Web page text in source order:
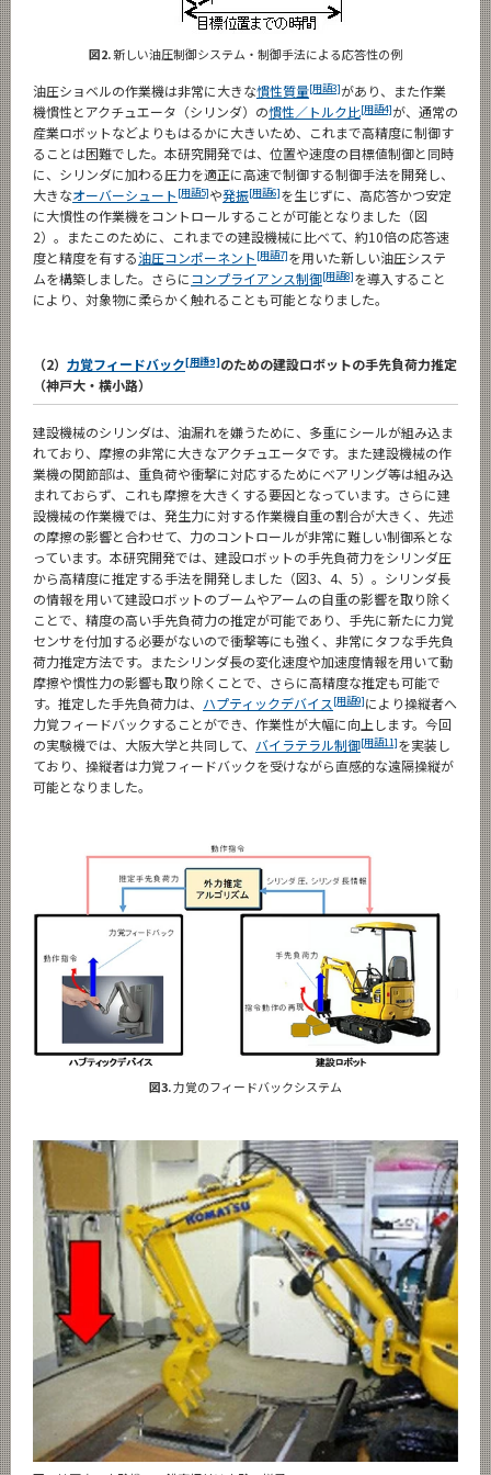
図2.新しい油圧制御システム・制御手法による応答性の例
油圧ショベルの作業機は非常に大きな慣性質量[用語3]があり、また作業
機慣性とアクチュエータ（シリンダ）の慣性／トルク比[用語4]が、通常の
産業ロボットなどよりもはるかに大きいため、これまで高精度に制御す
ることは困難でした。本研究開発では、位置や速度の目標値制御と同時
に、シリンダに加わる圧力を適正に高速で制御する制御手法を開発し、
大きなオーバーシュート [用語5]や発振[用語6]を生じずに、高応答かつ安定
に大慣性の作業機をコントロールすることが可能となりました（図
2）。またこのために、これまでの建設機械に比べて、約10倍の応答速
度と精度を有する油圧コンポーネント [用語7]を用いた新しい油圧システ
ムを構築しました。さらにコンプライアンス制御[用語8]を導入すること
により、対象物に柔らかく触れることも可能となりました。
（2） 力覚フィードバック[用語9]のための建設ロボットの手先負荷力推定
（神戸大・横小路）
建設機械のシリンダは、油漏れを嫌うために、多重にシールが組み込ま
れており、摩擦の非常に大きなアクチュエータです。また建設機械の作
業機の関節部は、重負荷や衝撃に対応するためにベアリング等は組み込
まれておらず、これも摩擦を大きくする要因となっています。さらに建
設機械の作業機では、発生力に対する作業機自重の割合が大きく、先述
の摩擦の影響と合わせて、力のコントロールが非常に難しい制御系とな
っています。本研究開発では、建設ロボットの手先負荷力をシリンダ圧
から高精度に推定する手法を開発しました（図3、4、5）。シリンダ長
の情報を用いて建設ロボットのブームやアームの自重の影響を取り除く
ことで、精度の高い手先負荷力の推定が可能であり、手先に新たに力覚
センサを付加する必要がないので衝撃等にも強く、非常にタフな手先負
荷力推定方法です。またシリンダ長の変化速度や加速度情報を用いて動
摩擦や慣性力の影響も取り除くことで、さらに高精度な推定も可能で
す。推定した手先負荷力は、 ハプティックデバイス [用語9]により操縦者へ
力覚フィードバックすることができ、作業性が大幅に向上します。今回
の実験機では、大阪大学と共同して、 バイラテラル制御[用語11]を実装し
ており、操縦者は力覚フィードバックを受けながら直感的な遠隔操縦が
可能となりました。
図3.力覚のフィードバックシステム